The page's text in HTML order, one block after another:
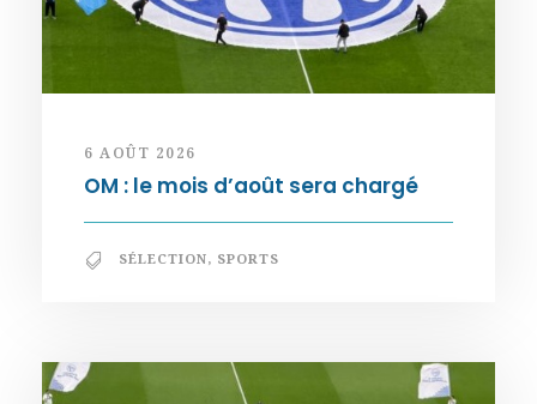
6 AOÛT 2026
OM : le mois d’août sera chargé
SÉLECTION, SPORTS